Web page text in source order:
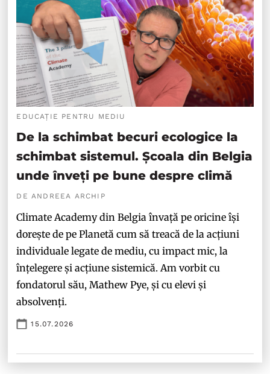
EDUCAȚIE PENTRU MEDIU
De la schimbat becuri ecologice la
schimbat sistemul. Școala din Belgia
unde înveți pe bune despre climă
DE ANDREEA ARCHIP
Climate Academy din Belgia învață pe oricine își
dorește de pe Planetă cum să treacă de la acțiuni
individuale legate de mediu, cu impact mic, la
înțelegere și acțiune sistemică. Am vorbit cu
fondatorul său, Mathew Pye, și cu elevi și
absolvenți.
15.07.2026